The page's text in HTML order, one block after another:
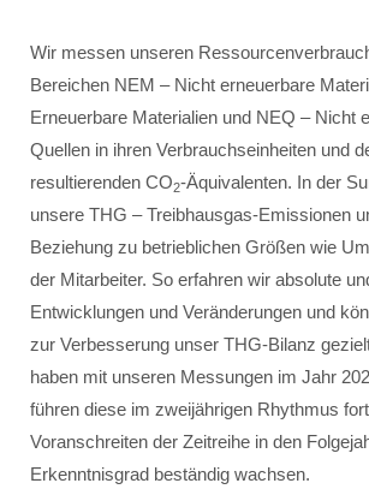
Wir messen unseren
Bereichen NEM – Nicht erneuerbare
Erneuerbare Materialien und NEQ – Nicht
Quellen in ihren Verbrauchseinheiten und
resultierenden CO2-Äquivalenten. In der
unsere THG – Treibhausgas-Emissionen
Beziehung zu betrieblichen Größen wie
der Mitarbeiter. So erfahren wir absolute
Entwicklungen und Veränderungen und
zur Verbesserung unser THG-Bilanz
haben mit unseren Messungen im Jahr
führen diese im zweijährigen Rhythmus
Voranschreiten der Zeitreihe in den
Erkenntnisgrad beständig wachsen.